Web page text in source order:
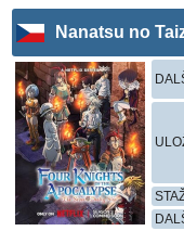
Nanatsu no